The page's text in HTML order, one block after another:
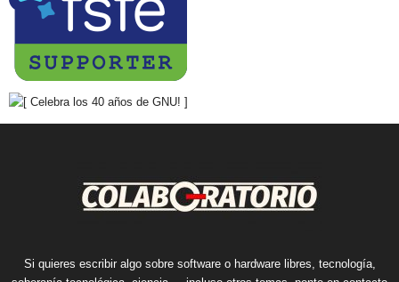
Si quieres escribir algo sobre software o hardware libres, tecnología,